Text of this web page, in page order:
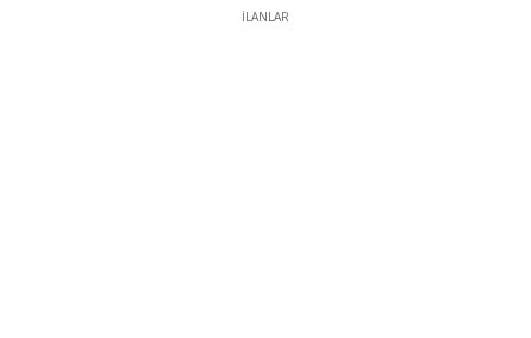
İLANLAR